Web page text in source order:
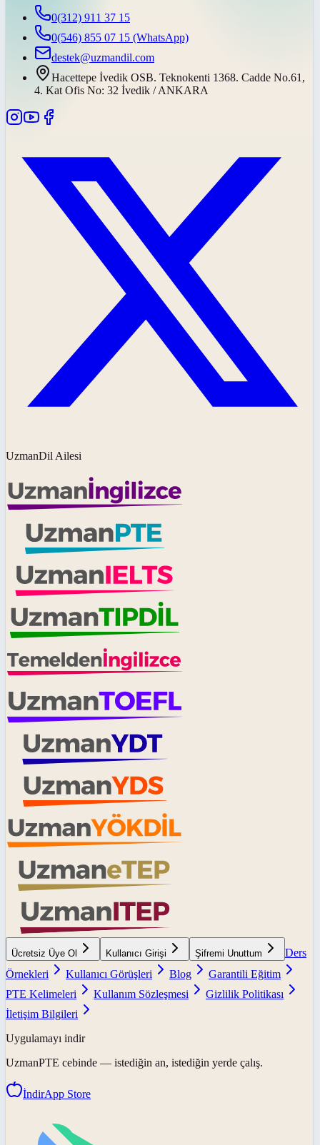
0(312) 911 37 15
0(546) 855 07 15 (WhatsApp)
destek@uzmandil.com
Hacettepe İvedik OSB. Teknokenti 1368. Cadde No.61,
4. Kat Ofis No: 32 İvedik / ANKARA
UzmanDil Ailesi
Ücretsiz Üye Ol Kullanıcı Girişi Şifremi Unuttum
Ders
Örnekleri
Kullanıcı Görüşleri Blog
Garantili Eğitim
PTE Kelimeleri
Kullanım Sözleşmesi
Gizlilik Politikası
İletişim Bilgileri
Uygulamayı indir
UzmanPTE cebinde — istediğin an, istediğin yerde çalış.
İndirApp Store